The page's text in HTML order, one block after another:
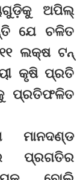
ଅପିଲ୍
ଯେ ଚଳିତ
ଲକ୍ଷ ଟନ୍
କୃଷି ପ୍ରତି
ପ୍ରତିଫଳିତ
ମାନଦଣ୍ଡ
ପ୍ରଗତିର